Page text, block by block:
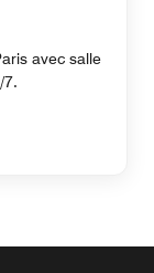
avec salle
7.